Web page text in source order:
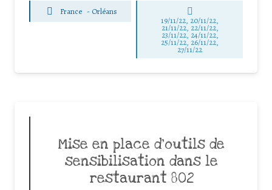
France - Orléans
19/11/22, 20/11/22,
21/11/22, 22/11/22,
23/11/22, 24/11/22,
25/11/22, 26/11/22,
27/11/22
Mise en place d’outils de
sensibilisation dans le
restaurant 802